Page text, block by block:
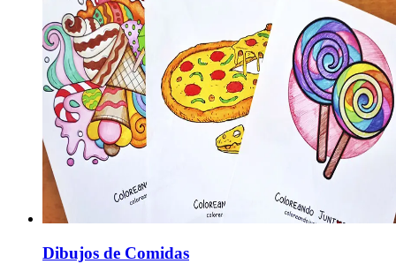
Dibujos de Comidas